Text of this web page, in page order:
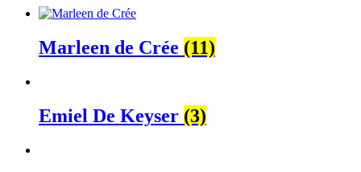
Marleen de Crée (11)
Emiel De Keyser (3)